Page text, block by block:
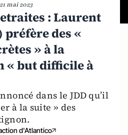
21 mai 2023
: Laurent
préfère des «
» à la
« but difficile à
dans le JDD qu’il
à la suite » des
d'Atlantico